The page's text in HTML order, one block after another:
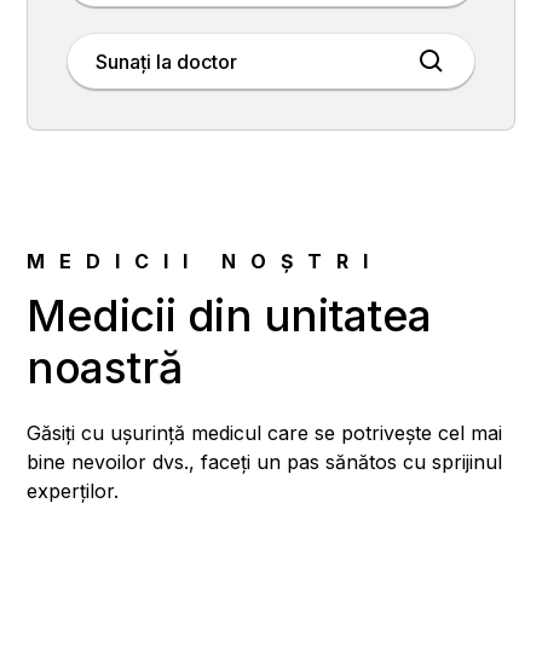
Sunați la doctor
MEDICII NOȘTRI
Medicii din unitatea
noastră
Găsiți cu ușurință medicul care se potrivește cel mai
bine nevoilor dvs., faceți un pas sănătos cu sprijinul
experților.